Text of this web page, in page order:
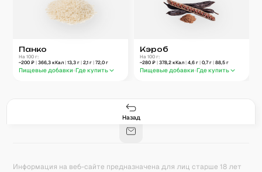
Панко
На 100 г:
~200 ₽| 366,3 кКал| 13,3 г| 2,1 г| 72,0 г
Пищевые добавки Где купить
Кэроб
На 100 г:
~280 ₽ | 378,2 кКал | 4,6 г | 0,7г | 88,5 г
Пищевые добавки Где купить
Назад
171
Калькулятор калорий
Информация на веб-сайте предназначена для лиц старше 18 лет